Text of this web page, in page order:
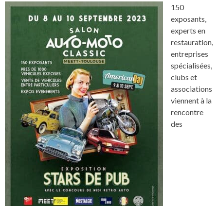
150
exposants,
experts en
restauration,
entreprises
spécialisées,
clubs et
associations
viennent à la
rencontre
des